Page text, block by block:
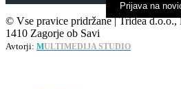
Prijava na
© Vse pravice pridržane | Tridea
1410 Zagorje ob Savi
Avtorji: MULTIMEDIJA STUDIO